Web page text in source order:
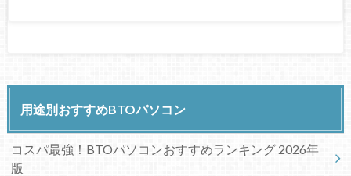
用途別おすすめBTOパソコン
コスパ最強！BTOパソコンおすすめランキング 2026年
版